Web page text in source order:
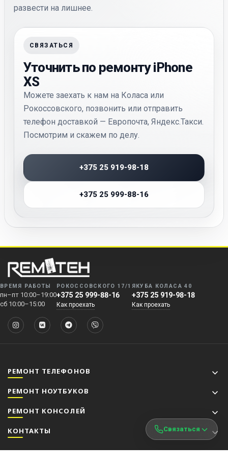
развести на лишнее.
СВЯЗАТЬСЯ
Уточнить по ремонту iPhone
XS
Можете заехать к нам на Коласа или
Рокоссовского, позвонить или отправить
телефон доставкой — Европочта, Яндекс.Такси.
Посмотрим и скажем по делу.
+375 25 919-98-18
+375 25 999-88-16
ВРЕМЯ РАБОТЫ
пн–пт 10:00–19:00
сб 10:00–15:00
РОКОССОВСКОГО 17/1
+375 25 999-88-16
Как проехать
ЯКУБА КОЛАСА 40
+375 25 919-98-18
Как проехать
РЕМОНТ ТЕЛЕФОНОВ
РЕМОНТ НОУТБУКОВ
РЕМОНТ КОНСОЛЕЙ
КОНТАКТЫ Связаться